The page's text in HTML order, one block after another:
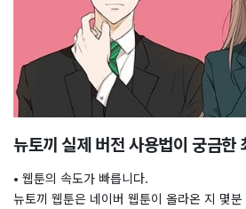
뉴토끼 실제 버전 사용법이 궁금한
• 웹툰의 속도가 빠릅니다.
뉴토끼 웹툰은 네이버 웹툰이 올라온 지 몇